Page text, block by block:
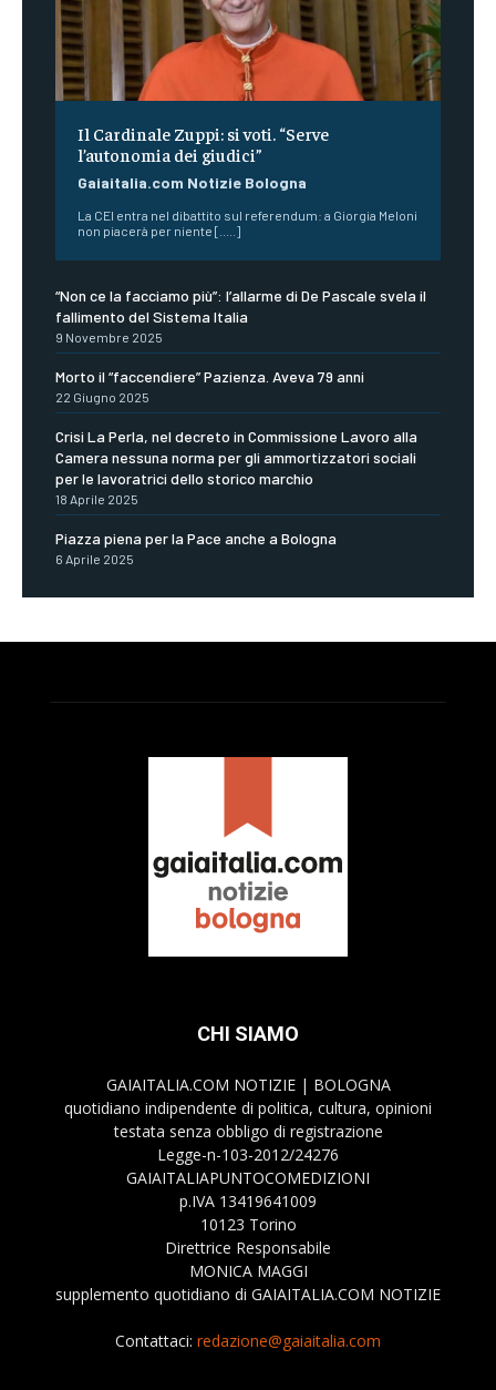
Il Cardinale Zuppi: si voti. “Serve
l’autonomia dei giudici”
Gaiaitalia.com Notizie Bologna
La CEI entra nel dibattito sul referendum: a Giorgia Meloni
non piacerà per niente [.....]
“Non ce la facciamo più”: l’allarme di De Pascale svela il
fallimento del Sistema Italia
9 Novembre 2025
Morto il “faccendiere” Pazienza. Aveva 79 anni
22 Giugno 2025
Crisi La Perla, nel decreto in Commissione Lavoro alla
Camera nessuna norma per gli ammortizzatori sociali
per le lavoratrici dello storico marchio
18 Aprile 2025
Piazza piena per la Pace anche a Bologna
6 Aprile 2025
CHI SIAMO
GAIAITALIA.COM NOTIZIE | BOLOGNA
quotidiano indipendente di politica, cultura, opinioni
testata senza obbligo di registrazione
Legge-n-103-2012/24276
GAIAITALIAPUNTOCOMEDIZIONI
p.IVA 13419641009
10123 Torino
Direttrice Responsabile
MONICA MAGGI
supplemento quotidiano di GAIAITALIA.COM NOTIZIE
Contattaci: redazione@gaiaitalia.com